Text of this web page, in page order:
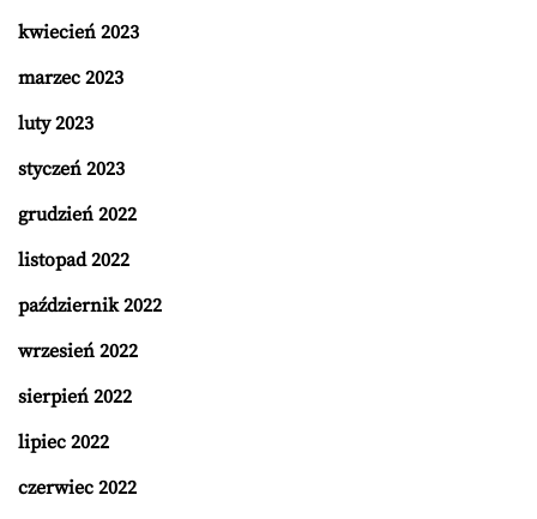
kwiecień 2023
marzec 2023
luty 2023
styczeń 2023
grudzień 2022
listopad 2022
październik 2022
wrzesień 2022
sierpień 2022
lipiec 2022
czerwiec 2022